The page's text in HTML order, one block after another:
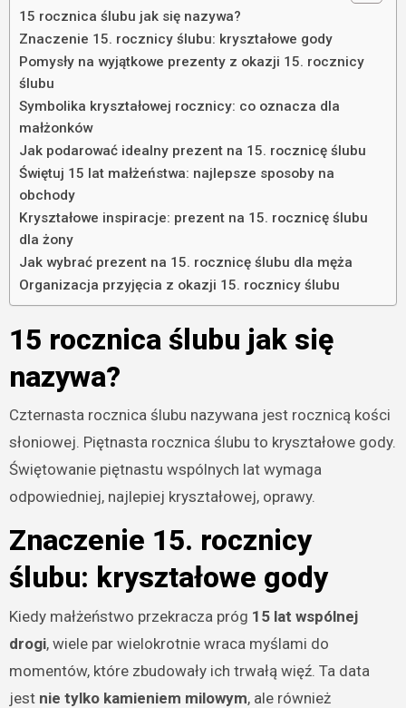
15 rocznica ślubu jak się nazywa?
Znaczenie 15. rocznicy ślubu: kryształowe gody
Pomysły na wyjątkowe prezenty z okazji 15. rocznicy
ślubu
Symbolika kryształowej rocznicy: co oznacza dla
małżonków
Jak podarować idealny prezent na 15. rocznicę ślubu
Świętuj 15 lat małżeństwa: najlepsze sposoby na
obchody
Kryształowe inspiracje: prezent na 15. rocznicę ślubu
dla żony
Jak wybrać prezent na 15. rocznicę ślubu dla męża
Organizacja przyjęcia z okazji 15. rocznicy ślubu
15 rocznica ślubu jak się
nazywa?
Czternasta rocznica ślubu nazywana jest rocznicą kości
słoniowej. Piętnasta rocznica ślubu to kryształowe gody.
Świętowanie piętnastu wspólnych lat wymaga
odpowiedniej, najlepiej kryształowej, oprawy.
Znaczenie 15. rocznicy
ślubu: kryształowe gody
Kiedy małżeństwo przekracza próg 15 lat wspólnej
drogi, wiele par wielokrotnie wraca myślami do
momentów, które zbudowały ich trwałą więź. Ta data
jest nie tylko kamieniem milowym, ale również